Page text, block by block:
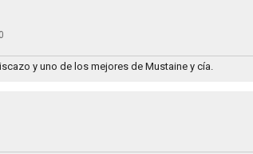
0
y uno de los mejores de Mustaine y cía.